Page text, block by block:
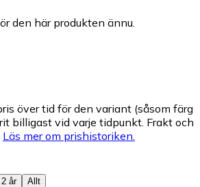
den här produkten ännu.
över tid för den variant (såsom färg
billigast vid varje tidpunkt. Frakt och
Läs mer om prishistoriken.
2 år Allt